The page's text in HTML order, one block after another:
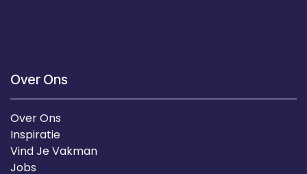
Over Ons
Over Ons
Inspiratie
Vind Je Vakman
Jobs